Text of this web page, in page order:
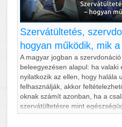
Szervátültetés,
hogyan működik, mik
A magyar jogban a
beleegyezésen alapul: ha valaki
nyilatkozik az ellen, hogy halála
felhasználják, akkor
oknak számít azonban, ha a
szervátültetésre mint
vonatkozó jogszabályokban